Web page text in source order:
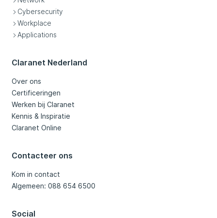
Cybersecurity
Workplace
Applications
Claranet Nederland
Over ons
Certificeringen
Werken bij Claranet
Kennis & Inspiratie
Claranet Online
Contacteer ons
Kom in contact
Algemeen: 088 654 6500
Social